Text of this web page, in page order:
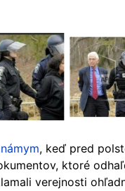
, keď pred
ktoré
verejnosti